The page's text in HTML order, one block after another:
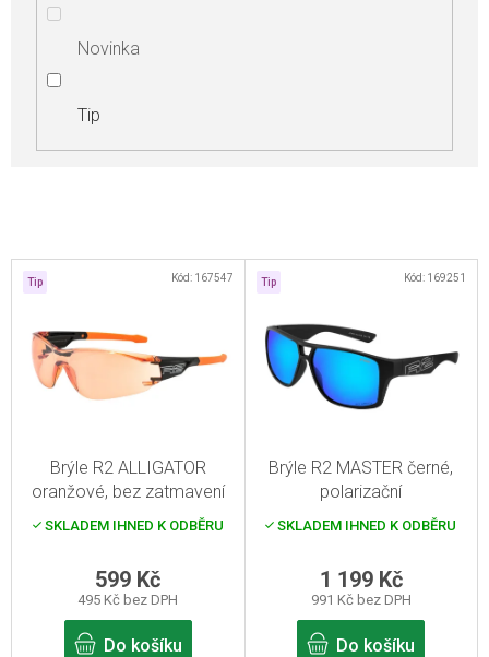
Novinka
Tip
VTip
Brýle R2 ALLIGATOR
oranžové, bez zatmavení
SKLADEM IHNED K ODBĚRU
495 Kč bez DPH
599 Kč
Do košíku
Kód: 167547 Tip
Brýle R2 MASTER černé,
polarizační
SKLADEM IHNED K ODBĚRU
991 Kč bez DPH
1 199 Kč
Do košíku
Kód: 169251